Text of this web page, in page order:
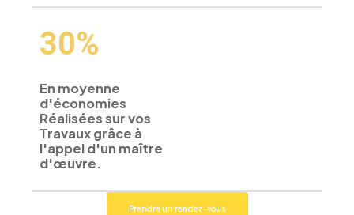
30%
En moyenne
d'économies
Réalisées sur vos
Travaux grâce à
l'appel d'un maître
d'œuvre.
Prendre un rendez-vous